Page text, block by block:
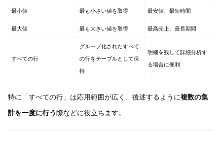
最小値 最も小さい値を取得 最安値、最短時間
最大値 最も大きい値を取得 最高売上、最長期間
すべての行
グループ化されたすべて
の行をテーブルとして保
持
明細を残して詳細分析す
る場合に便利
特に「すべての行」は応用範囲が広く、後述するように複数の集
計を一度に行う 際などに役立ちます。